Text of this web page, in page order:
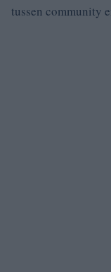
tussen community